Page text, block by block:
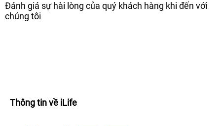
Đánh giá sự hài lòng của quý khách hàng khi đến với
chúng tôi
Thông tin về iLife